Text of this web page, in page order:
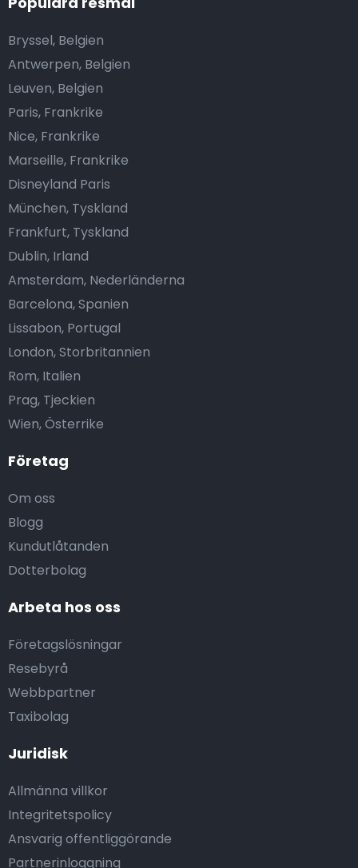
Företag
Om oss
Blogg
Kundutlåtanden
Dotterbolag
Arbeta hos oss
Företagslösningar
Resebyrå
Webbpartner
Taxibolag
Juridisk
Allmänna villkor
Integritetspolicy
Ansvarig offentliggörande
Partnerinloggning
Bryssel, Belgien
Antwerpen, Belgien
Leuven, Belgien
Paris, Frankrike
Nice, Frankrike
Marseille, Frankrike
Disneyland Paris
München, Tyskland
Frankfurt, Tyskland
Dublin, Irland
Amsterdam, Nederländerna
Barcelona, Spanien
Lissabon, Portugal
London, Storbritannien
Rom, Italien
Prag, Tjeckien
Wien, Österrike